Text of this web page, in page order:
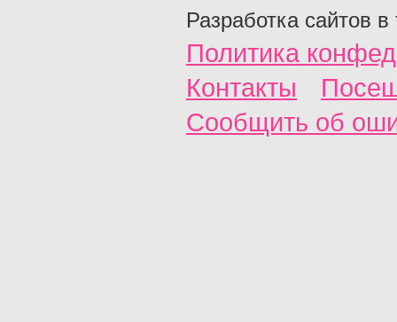
Разработка сайтов в
Политика
Контакты
Сообщить об